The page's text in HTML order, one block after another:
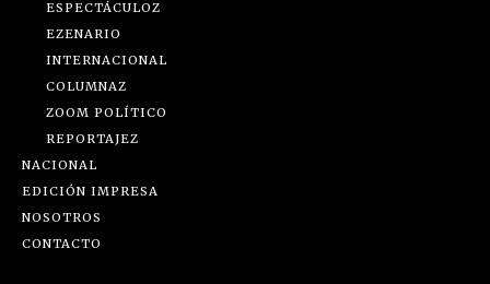
ESPECTÁCULOZ
EZENARIO
INTERNACIONAL
COLUMNAZ
ZOOM POLÍTICO
REPORTAJEZ
NACIONAL
EDICIÓN IMPRESA
NOSOTROS
CONTACTO